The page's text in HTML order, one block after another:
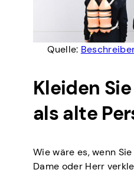
Quelle:
Kleiden
als alte
Wie wäre es, wenn
Dame oder Herr